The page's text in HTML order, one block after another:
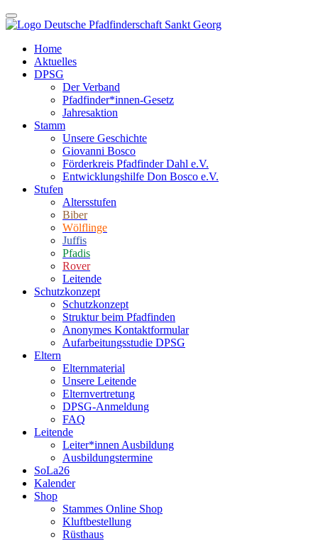
Home
Aktuelles
DPSG
Der Verband
Pfadfinder*innen-Gesetz
Jahresaktion
Stamm
Unsere Geschichte
Giovanni Bosco
Förderkreis Pfadfinder Dahl e.V.
Entwicklungshilfe Don Bosco e.V.
Stufen
Altersstufen
Biber
Wölflinge
Juffis
Pfadis
Rover
Leitende
Schutzkonzept
Schutzkonzept
Struktur beim Pfadfinden
Anonymes Kontaktformular
Aufarbeitungsstudie DPSG
Eltern
Elternmaterial
Unsere Leitende
Elternvertretung
DPSG-Anmeldung
FAQ
Leitende
Leiter*innen Ausbildung
Ausbildungstermine
SoLa26
Kalender
Shop
Stammes Online Shop
Kluftbestellung
Rüsthaus